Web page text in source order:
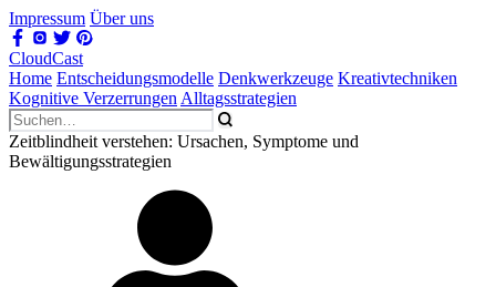
Impressum Über uns
CloudCast
Home Entscheidungsmodelle Denkwerkzeuge Kreativtechniken
Kognitive Verzerrungen Alltagsstrategien
Zeitblindheit verstehen: Ursachen, Symptome und
Bewältigungsstrategien